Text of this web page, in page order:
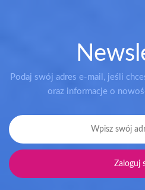
Podaj swój adres e-mail, jeśli
oraz informacje o